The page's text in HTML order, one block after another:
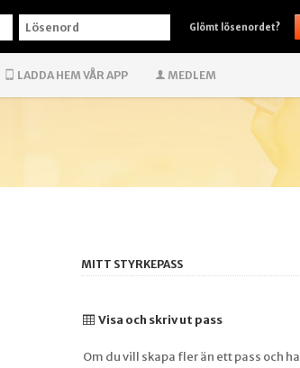
LÖSENORD Glömt lösenordet?
LADDA HEM VÅR APP MEDLEM
MITT STYRKEPASS
Visa och skriv ut pass
Om du vill skapa fler än ett pass och ha